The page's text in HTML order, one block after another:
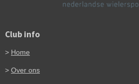
Club info
> Home
> Over ons